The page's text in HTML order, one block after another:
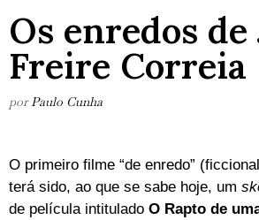
Os enredos de
Freire Correia
por Paulo Cunha
O primeiro filme “de enredo”
terá sido, ao que se sabe hoje, um
de película intitulado O Rapto de